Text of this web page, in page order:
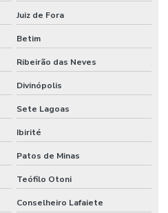
Juiz de Fora
Betim
Ribeirão das Neves
Divinópolis
Sete Lagoas
Ibirité
Patos de Minas
Teófilo Otoni
Conselheiro Lafaiete